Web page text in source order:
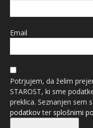
Email
Potrjujem, da želim
STAROST, ki sme
preklica. Seznanjen sem
podatkovter splošnimi